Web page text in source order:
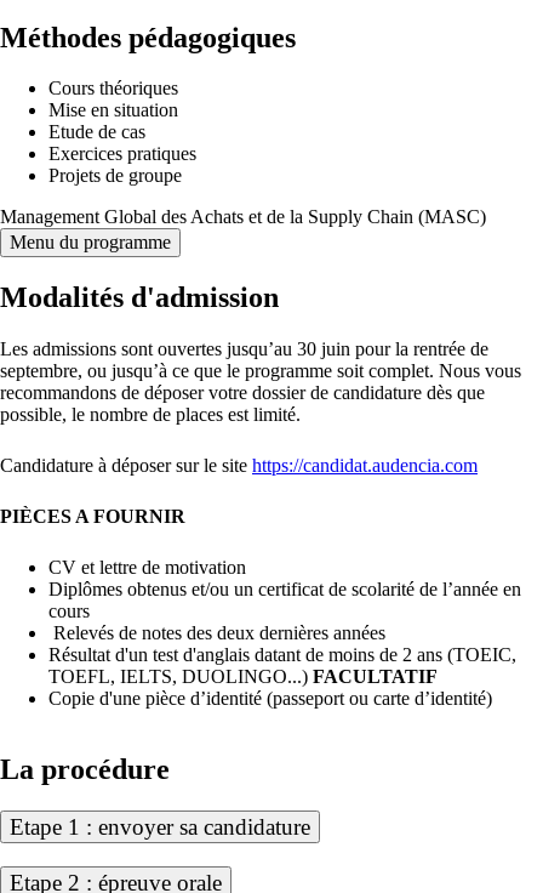
Méthodes pédagogiques
Cours théoriques
Mise en situation
Etude de cas
Exercices pratiques
Projets de groupe
Management Global des Achats et de la Supply Chain (MASC)
Menu du programme
Modalités d'admission
Les admissions sont ouvertes jusqu’au 30 juin pour la rentrée de
septembre, ou jusqu’à ce que le programme soit complet. Nous vous
recommandons de déposer votre dossier de candidature dès que
possible, le nombre de places est limité.
Candidature à déposer sur le site https://candidat.audencia.com
PIÈCES A FOURNIR
CV et lettre de motivation
Diplômes obtenus et/ou un certificat de scolarité de l’année en
cours
Relevés de notes des deux dernières années
Résultat d'un test d'anglais datant de moins de 2 ans (TOEIC,
TOEFL, IELTS, DUOLINGO...) FACULTATIF
Copie d'une pièce d’identité (passeport ou carte d’identité)
La procédure
Etape 1 : envoyer sa candidature
Etape 2 : épreuve orale